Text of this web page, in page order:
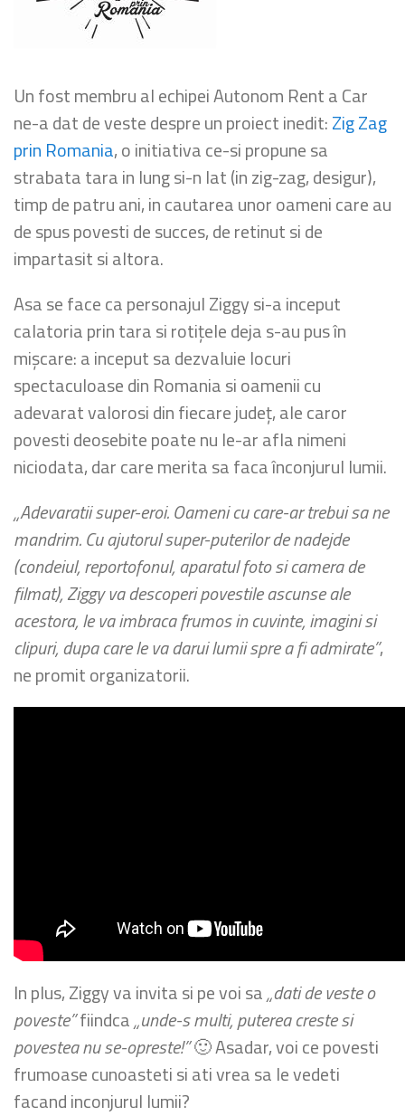
Un fost membru al echipei Autonom Rent a Car
ne-a dat de veste despre un proiect inedit:Zig Zag
prin Romania, o initiativa ce-si propune sa
strabata tara in lung si-n lat (in zig-zag, desigur),
timp de patru ani, in cautarea unor oameni care au
de spus povesti de succes, de retinut si de
impartasit si altora.
Asa se face ca personajul Ziggy si-a inceput
calatoria prin tara si rotițele deja s-au pus în
mișcare: a inceput sa dezvaluie locuri
spectaculoase din Romania si oamenii cu
adevarat valorosi din fiecare județ, ale caror
povesti deosebite poate nu le-ar afla nimeni
niciodata, dar care merita sa faca înconjurul lumii.
„Adevaratii super-eroi. Oameni cu care-ar trebui sa ne
mandrim. Cu ajutorul super-puterilor de nadejde
(condeiul, reportofonul, aparatul foto si camera de
filmat), Ziggy va descoperi povestile ascunse ale
acestora, le va imbraca frumos in cuvinte, imagini si
clipuri, dupa care le va darui lumii spre a fi admirate”,
ne promit organizatorii.
In plus, Ziggy va invita si pe voi sa„dati de veste o
poveste”fiindca„unde-s multi, puterea creste si
povestea nu se-opreste!”🙂 Asadar, voi ce povesti
frumoase cunoasteti si ati vrea sa le vedeti
facand inconjurul lumii?